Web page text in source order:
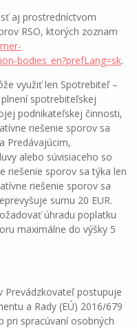
aj prostredníctvom
RSO, ktorých zoznam
bodies_en?prefLang=sk.
využiť len Spotrebiteľ –
spotrebiteľskej
podnikateľskej činnosti,
riešenie sporov sa
Predávajúcim,
alebo súvisiaceho so
riešenie sporov sa týka len
riešenie sporov sa
sumu 20 EUR.
úhradu poplatku
maximálne do výšky 5
postupuje
a Rady (EÚ) 2016/679
pri spracúvaní osobných